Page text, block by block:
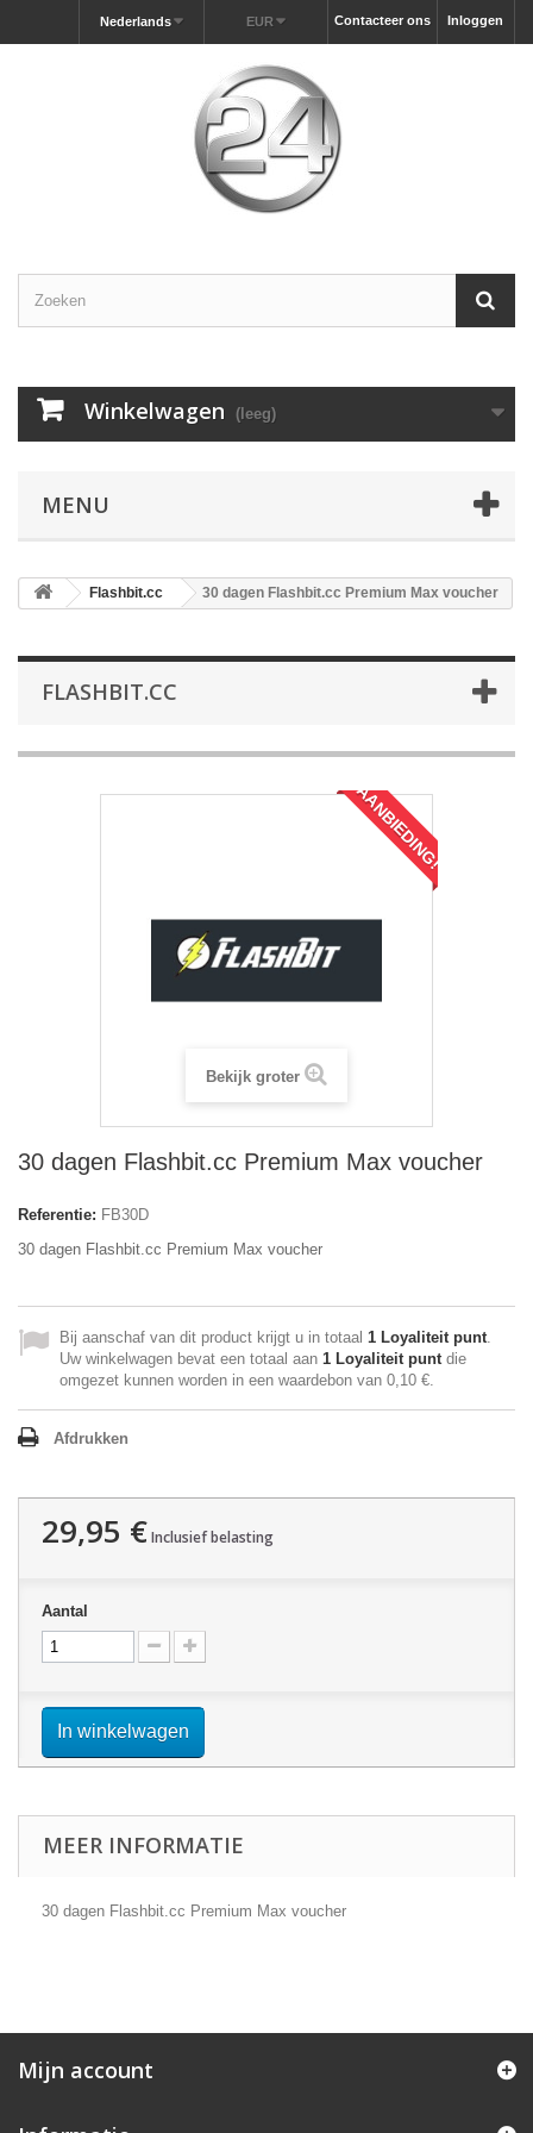
Inloggen
Contacteer ons
EUR
Nederlands
Winkelwagen (leeg)
MENU
Flashbit.cc 30 dagen Flashbit.cc Premium Max voucher
FLASHBIT.CC
AANBIEDING!
Bekijk groter
30 dagen Flashbit.cc Premium Max voucher
Referentie: FB30D
30 dagen Flashbit.cc Premium Max voucher
Bij aanschaf van dit product krijgt u in totaal 1 Loyaliteit punt.
Uw winkelwagen bevat een totaal aan 1 Loyaliteit puntdie
omgezet kunnen worden in een waardebon van 0,10 €.
Afdrukken
29,95 €Inclusief belasting
Aantal
In winkelwagen
MEER INFORMATIE
30 dagen Flashbit.cc Premium Max voucher
Mijn account